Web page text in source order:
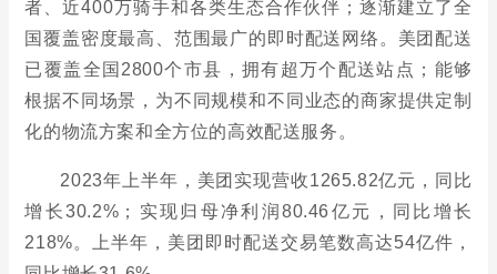
者、近400万骑手和各类生态合作伙伴；逐渐建立了全
国覆盖密度最高、范围最广的即时配送网络。美团配送
已覆盖全国2800个市县，拥有超万个配送站点；能够
根据不同场景，为不同规模和不同业态的商家提供定制
化的物流方案和全方位的高效配送服务。
2023年上半年，美团实现营收1265.82亿元，同比
增长30.2%；实现归母净利润80.46亿元，同比增长
218%。上半年，美团即时配送交易笔数高达54亿件，